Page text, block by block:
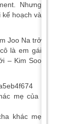
Nhưng
hoạch và
Joo Na trở
là em gái
– Kim Soo
khác mẹ